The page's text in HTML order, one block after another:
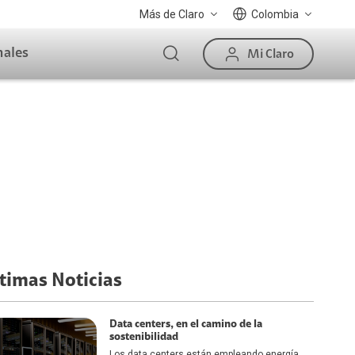
Más de Claro Colombia
Mi Claro
Noticias
Data centers, en el camino de la
sostenibilidad